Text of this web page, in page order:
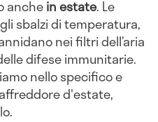
anchein estate. Le
sbalzi di temperatura,
nei filtri dell’aria
difese immunitarie.
nello specifico e
d'estate,